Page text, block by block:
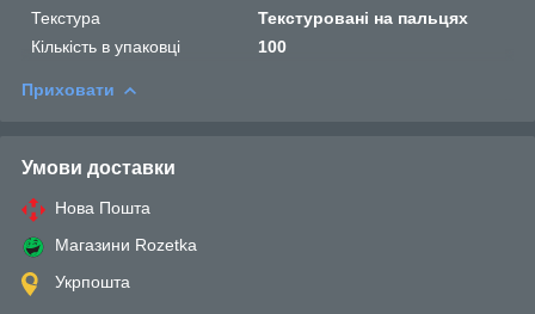
Текстура
Текстуровані на пальцях
Кількість в упаковці
100
Приховати
Умови доставки
Нова Пошта
Магазини Rozetka
Укрпошта